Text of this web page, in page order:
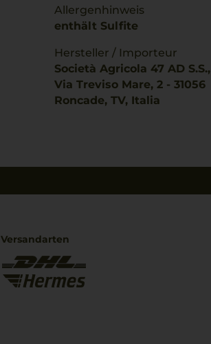
Allergenhinweis
enthält Sulfite
Hersteller / Importeur
Società Agricola 47 AD S.S.,
Via Treviso Mare, 2 - 31056
Roncade, TV, Italia
Versandarten